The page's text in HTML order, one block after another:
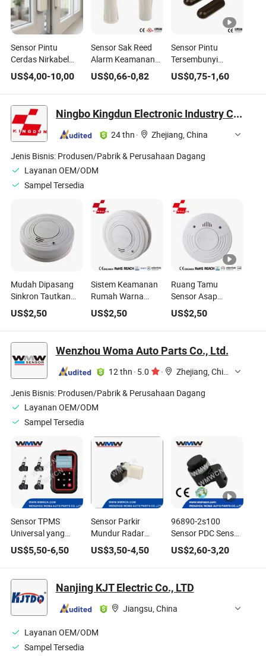
Sensor Pintu
Cerdas Nirkabel
ABS Kontak
Magnetik untuk
Keamanan Rumah
US$4,00-10,00
Sensor Sak Reed
Alarm Keamanan
Jendela Pintu
Recessed Sentek
US$0,66-0,82
Sensor Pintu
Tersembunyi
Terhubung BS-
2027
US$0,75-1,60
Ningbo Kingdun Electronic Industry Co., Ltd.
24 thn ·
Zhejiang, China
Jenis Bisnis: Produsen/Pabrik & Perusahaan Dagang
Layanan OEM/ODM
Sampel Tersedia
Mudah Dipasang
Sinkron Tautkan
Barang yang Ada
Banyak Sertifikasi
Grosir Sensor Asap
US$2,50
Sistem Keamanan
Rumah Warna
Putih Alarm
Kebakaran Sensor
Asap
US$2,50
Ruang Tamu
Sensor Asap
Sensitivitas Tinggi
Barang Eksisting
Pabrik Outlet Gaya
Baru Sertifikasi
Berganda
US$2,50
Wenzhou Woma Auto Parts Co., Ltd.
12 thn · 5.0 ·
Zhejiang, China
Jenis Bisnis: Produsen/Pabrik & Perusahaan Dagang
Layanan OEM/ODM
Sampel Tersedia
Sensor TPMS
Universal yang
Dapat Diprogram 1-
Sensor 315MHz
433MHz Sensor
Roda
US$5,50-6,50
Sensor Parkir
Mundur Radar
Mobil untuk Audi
OE. 7h0919275
US$3,50-4,50
96890-2s100
Sensor PDC Sensor
Bantuan Jarak
Parkir Radar Mobil
untuk Hyundai
US$2,60-3,20
Nanjing KJT Electric Co., LTD
Jiangsu, China
Layanan OEM/ODM
Sampel Tersedia